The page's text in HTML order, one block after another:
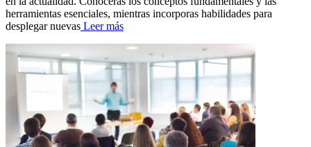
herramientas esenciales, mientras incorporas habilidades para
desplegar nuevas Leer más